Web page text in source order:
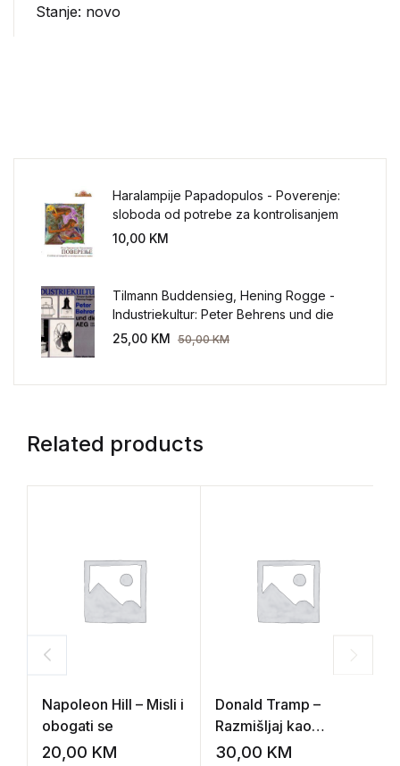
Stanje: novo
Haralampije Papadopulos - Poverenje:
sloboda od potrebe za kontrolisanjem
sveta
10,00 KM
Tilmann Buddensieg, Hening Rogge -
Industriekultur: Peter Behrens und die
AEG 1907-1914.
25,00 KM 50,00KM
Related products
Napoleon Hill – Misli i
obogati se
20,00 KM
Donald Tramp –
Razmišljaj kao
šampion
30,00 KM